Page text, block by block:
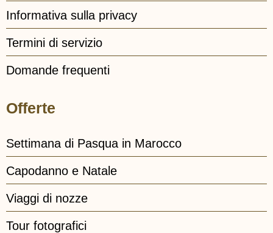
Informativa sulla privacy
Termini di servizio
Domande frequenti
Offerte
Settimana di Pasqua in Marocco
Capodanno e Natale
Viaggi di nozze
Tour fotografici